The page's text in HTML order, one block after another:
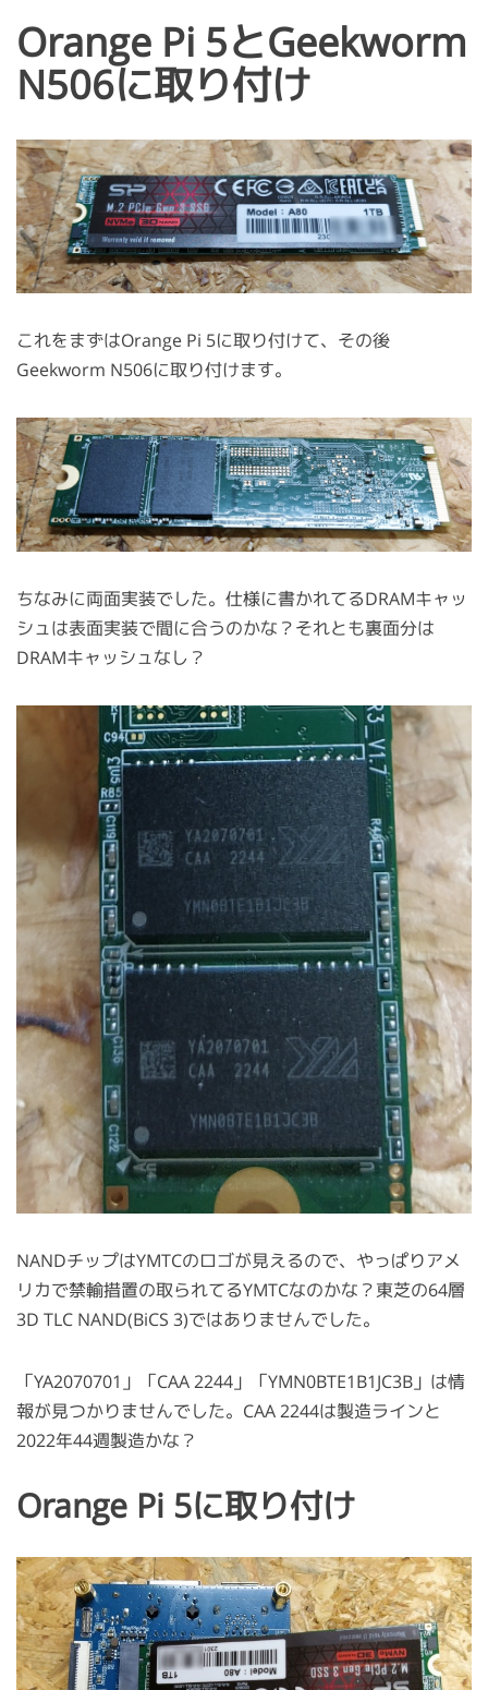
Orange Pi 5とGeekworm
N506に取り付け
これをまずはOrange Pi 5に取り付けて、その後
Geekworm N506に取り付けます。
ちなみに両面実装でした。仕様に書かれてるDRAMキャッ
シュは表面実装で間に合うのかな？それとも裏面分は
DRAMキャッシュなし？
NANDチップはYMTCのロゴが見えるので、やっぱりアメ
リカで禁輸措置の取られてるYMTCなのかな？東芝の64層
3D TLC NAND(BiCS 3)ではありませんでした。
「YA2070701」「CAA 2244」「YMN0BTE1B1JC3B」は情
報が見つかりませんでした。CAA 2244は製造ラインと
2022年44週製造かな？
Orange Pi 5に取り付け